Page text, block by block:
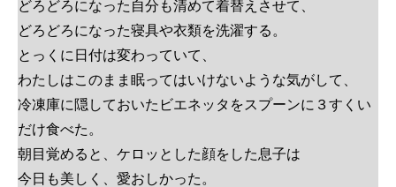
どろどろになった自分も清めて着替えさせて、
どろどろになった寝具や衣類を洗濯する。
とっくに日付は変わっていて、
わたしはこのまま眠ってはいけないような気がして、
冷凍庫に隠しておいたビエネッタをスプーンに３すくい
だけ食べた。
朝目覚めると、ケロッとした顔をした息子は
今日も美しく、愛おしかった。